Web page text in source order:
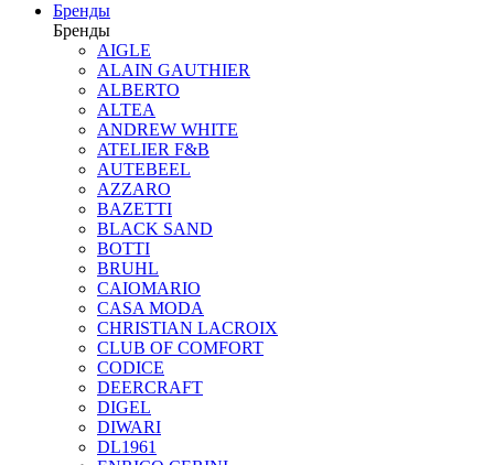
Бренды
Бренды
AIGLE
ALAIN GAUTHIER
ALBERTO
ALTEA
ANDREW WHITE
ATELIER F&B
AUTEBEEL
AZZARO
BAZETTI
BLACK SAND
BOTTI
BRUHL
CAIOMARIO
CASA MODA
CHRISTIAN LACROIX
CLUB OF COMFORT
CODICE
DEERCRAFT
DIGEL
DIWARI
DL1961